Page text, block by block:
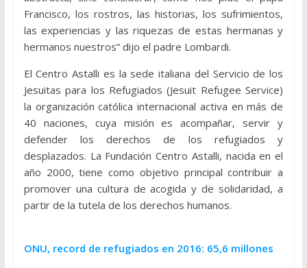
Francisco, los rostros, las historias, los sufrimientos,
las experiencias y las riquezas de estas hermanas y
hermanos nuestros” dijo el padre Lombardi.
El Centro Astalli es la sede italiana del Servicio de los
Jesuitas para los Refugiados (Jesuit Refugee Service)
la organización católica internacional activa en más de
40 naciones, cuya misión es acompañar, servir y
defender los derechos de los refugiados y
desplazados. La Fundación Centro Astalli, nacida en el
año 2000, tiene como objetivo principal contribuir a
promover una cultura de acogida y de solidaridad, a
partir de la tutela de los derechos humanos.
ONU, record de refugiados en 2016: 65,6 millones